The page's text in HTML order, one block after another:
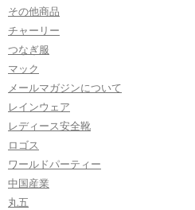
その他商品
チャーリー
つなぎ服
マック
メールマガジンについて
レインウェア
レディース安全靴
ロゴス
ワールドパーティー
中国産業
丸五